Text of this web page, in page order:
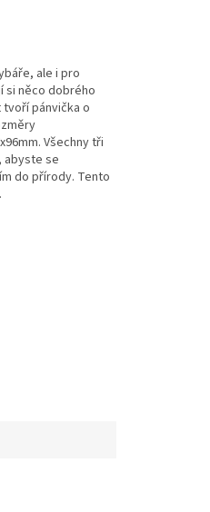
ale i pro
si něco dobrého
pánvička o
Všechny tři
abyste se
do přírody. Tento